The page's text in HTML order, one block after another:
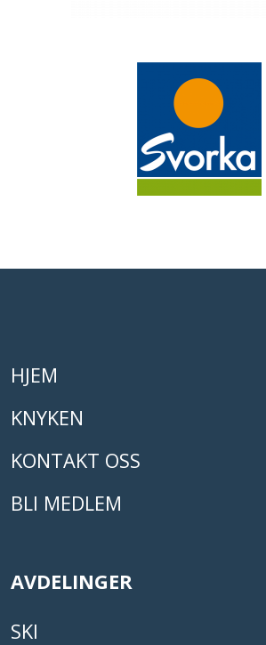
HJEM
KNYKEN
KONTAKT OSS
BLI MEDLEM
AVDELINGER
SKI